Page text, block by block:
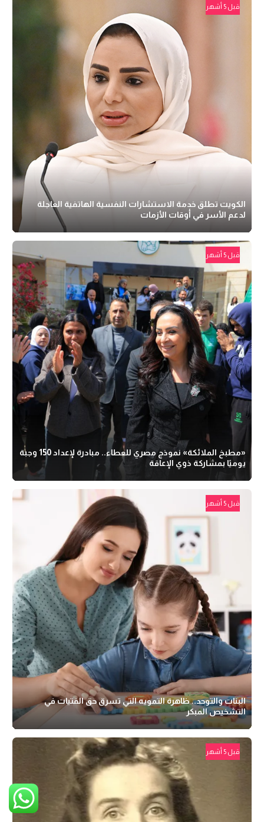
قبل 5 أشهر
الكويت تطلق خدمة الاستشارات النفسية الهاتفية العاجلة
لدعم الأسر في أوقات الأزمات
قبل 5 أشهر
«مطبخ الملائكة» نموذج مصري للعطاء.. مبادرة لإعداد 150 وجبة
يوميًا بمشاركة ذوي الإعاقة
قبل 5 أشهر
البنات والتوحد.. ظاهرة التمويه التي تسرق حق الفتيات في
التشخيص المبكر
قبل 5 أشهر